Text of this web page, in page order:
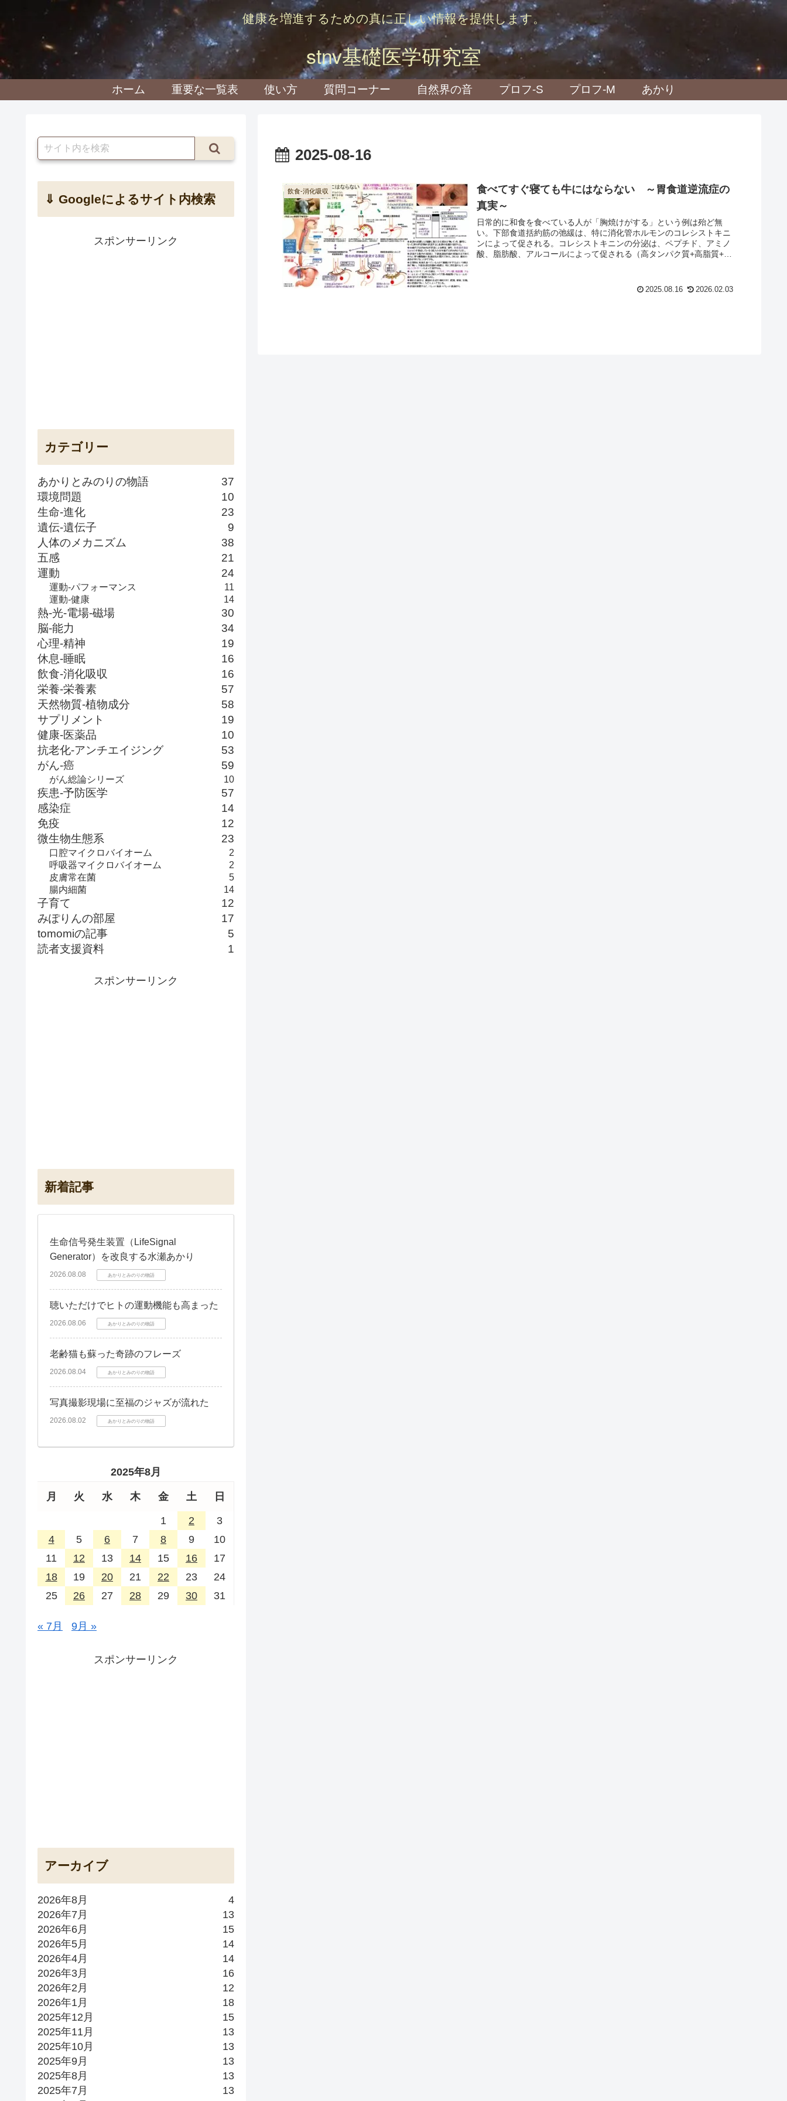
健康を増進するための真に正しい情報を提供します。
stnv基礎医学研究室
ホーム 重要な一覧表 使い方 質問コーナー 自然界の音 プロフ-S プロフ-M あかり
2025-08-16
飲食-消化吸収
食べてすぐ寝ても牛にはならない ～胃食道逆流症の
真実～
日常的に和食を食べている人が「胸焼けがする」という例は殆ど無
い。下部食道括約筋の弛緩は、特に消化管ホルモンのコレシストキニ
ンによって促される。コレシストキニンの分泌は、ペプチド、アミノ
酸、脂肪酸、アルコールによって促される（高タンパク質+高脂質+ア
2025.08.16 2026.02.03
⇓ Googleによるサイト内検索
スポンサーリンク
カテゴリー
あかりとみのりの物語
37
環境問題
10
生命-進化
23
遺伝-遺伝子
9
人体のメカニズム
38
五感
21
運動
24
運動-パフォーマンス
11
運動-健康
14
熱-光-電場-磁場
30
脳-能力
34
心理-精神
19
休息-睡眠
16
飲食-消化吸収
16
栄養-栄養素
57
天然物質-植物成分
58
サプリメント
19
健康-医薬品
10
抗老化-アンチエイジング
53
がん-癌
59
がん総論シリーズ 10
疾患-予防医学
57
感染症
14
免疫
12
微生物生態系
23
口腔マイクロバイオーム
2
呼吸器マイクロバイオーム
2
皮膚常在菌
5
腸内細菌
14
子育て
12
みぽりんの部屋
17
tomomiの記事
5
読者支援資料
1
スポンサーリンク
新着記事
生命信号発生装置（LifeSignal
Generator）を改良する水瀬あかり
2026.08.08 あかりとみのりの物語
聴いただけでヒトの運動機能も高まった
2026.08.06 あかりとみのりの物語
老齢猫も蘇った奇跡のフレーズ
2026.08.04 あかりとみのりの物語
写真撮影現場に至福のジャズが流れた
2026.08.02 あかりとみのりの物語
2025年8月
月 火 水 木 金 土 日
1 2
3
4
5 6 7 8 9
10
11
12 13 14 15 16
17
18
19 20 21 22 23
24
25
26 27 28 29 30 31
« 7月 9月 »
スポンサーリンク
アーカイブ
2026年8月
4
2026年7月
13
2026年6月
15
2026年5月
14
2026年4月
14
2026年3月
16
2026年2月
12
2026年1月
18
2025年12月
15
2025年11月
13
2025年10月
13
2025年9月
13
2025年8月
13
2025年7月
13